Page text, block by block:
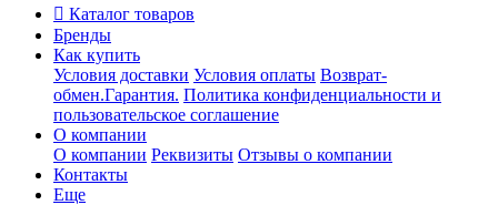
Каталог товаров
Бренды
Как купить
Условия доставки Условия оплаты Возврат-
обмен.Гарантия. Политика конфиденциальности и
пользовательское соглашение
О компании
О компании Реквизиты Отзывы о компании
Контакты
Еще